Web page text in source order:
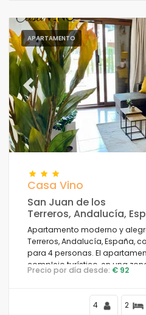
APARTAMENTO
Previous
Casa Vino
San Juan de los
Terreros, Andalucía,
Apartamento moderno y
Terreros, Andalucía, España,
para 4 personas. El
complejo turístico, en una
cerca de supermercados y a
Precio por día desde: € 92
4 2